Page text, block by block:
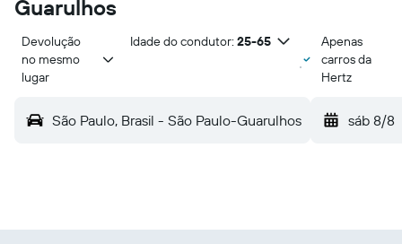
Guarulhos
Devolução
no mesmo
lugar
Idade do condutor: 25-65
Apenas
carros da
Hertz
São Paulo, Brasil - São Paulo-Guarulhos sáb 8/8